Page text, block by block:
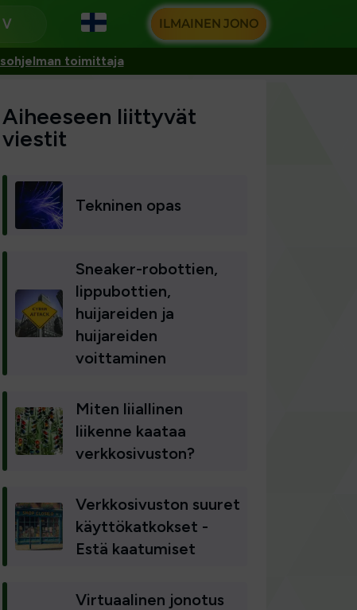
ILMAINEN JONO
toimittaja
Aiheeseen liittyvät
viestit
Tekninen opas
Sneaker-robottien,
lippubottien,
huijareiden ja
huijareiden
voittaminen
Miten liiallinen
liikenne kaataa
verkkosivuston?
Verkkosivuston suuret
käyttökatkokset -
Estä kaatumiset
Virtuaalinen jonotus